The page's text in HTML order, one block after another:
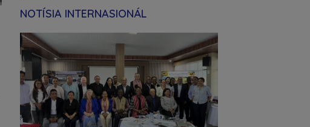
NOTÍSIA INTERNASIONÁL